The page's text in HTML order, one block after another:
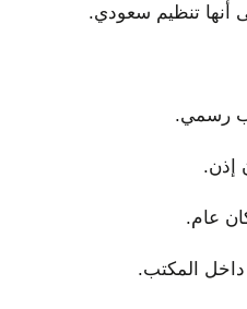
أنها تنظيم سعودي.
رسمي.
إذن.
عام.
المكتب.